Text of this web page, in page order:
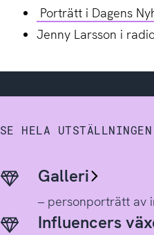
Porträtt i Dagens
Jenny Larsson i
SE HELA
Galleri
– personporträtt av
Influencers